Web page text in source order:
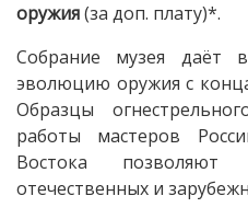
оружия(за доп. плату)*.
Собрание музея даёт
эволюцию оружия с
Образцы
работы мастеров
Востока позволяют
отечественных и